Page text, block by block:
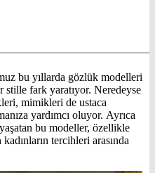
bu yıllarda gözlük modelleri
fark yaratıyor. Neredeyse
mimikleri de ustaca
yardımcı oluyor. Ayrıca
yaşatan bu modeller, özellikle
tercihleri arasında